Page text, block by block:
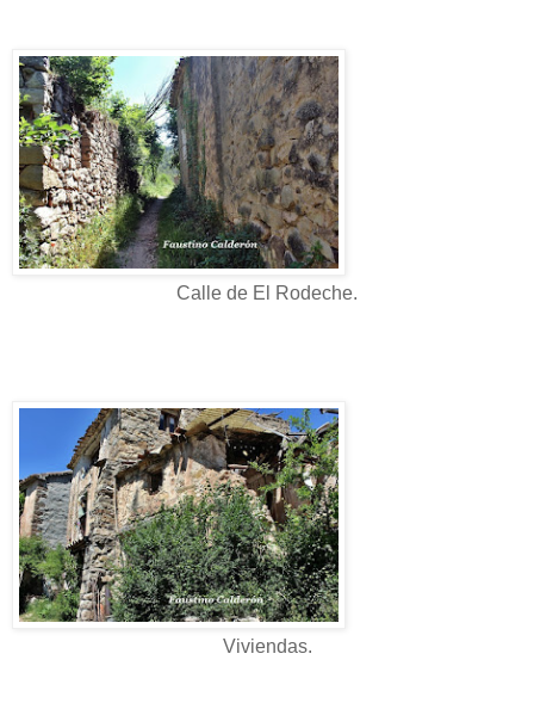
Calle de El Rodeche.
Viviendas.